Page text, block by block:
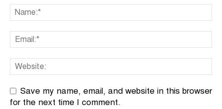
Save my name, email, and website in this browser
for the next time I comment.